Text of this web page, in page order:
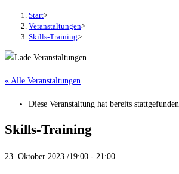
Start>
Veranstaltungen>
Skills-Training>
« Alle Veranstaltungen
Diese Veranstaltung hat bereits stattgefunden.
Skills-Training
23. Oktober 2023 /19:00 - 21:00